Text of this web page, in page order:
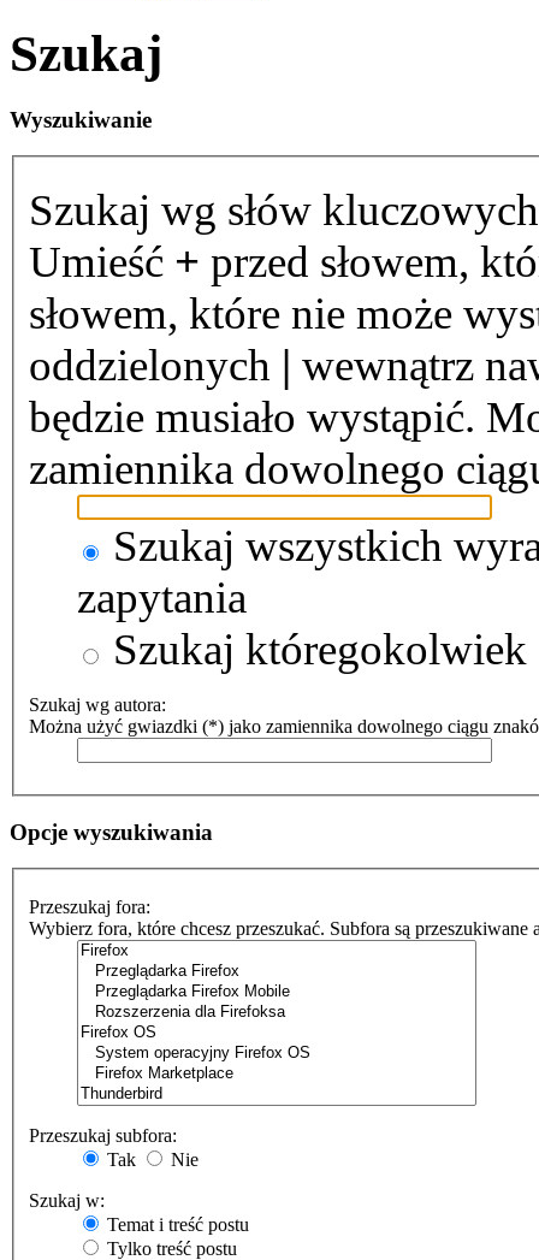
Szukaj
Wyszukiwanie
Szukaj wg słów
Umieść + przed słowem,
słowem, które nie może
oddzielonych | wewnątrz
będzie musiało wystąpić.
zamiennika dowolnego
Szukaj wszystkich
zapytania
Szukaj któregokolwiek
Szukaj wg autora:
Można użyć gwiazdki (*) jako zamiennika dowolnego ciągu
Opcje wyszukiwania
Przeszukaj fora:
Wybierz fora, które chcesz przeszukać. Subfora są
Przeszukaj subfora:
Tak
Nie
Szukaj w:
Temat i treść postu
Tylko treść postu